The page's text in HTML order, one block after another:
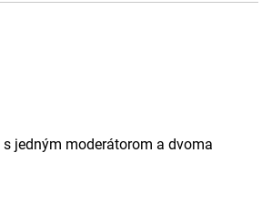
jedným moderátorom a dvoma